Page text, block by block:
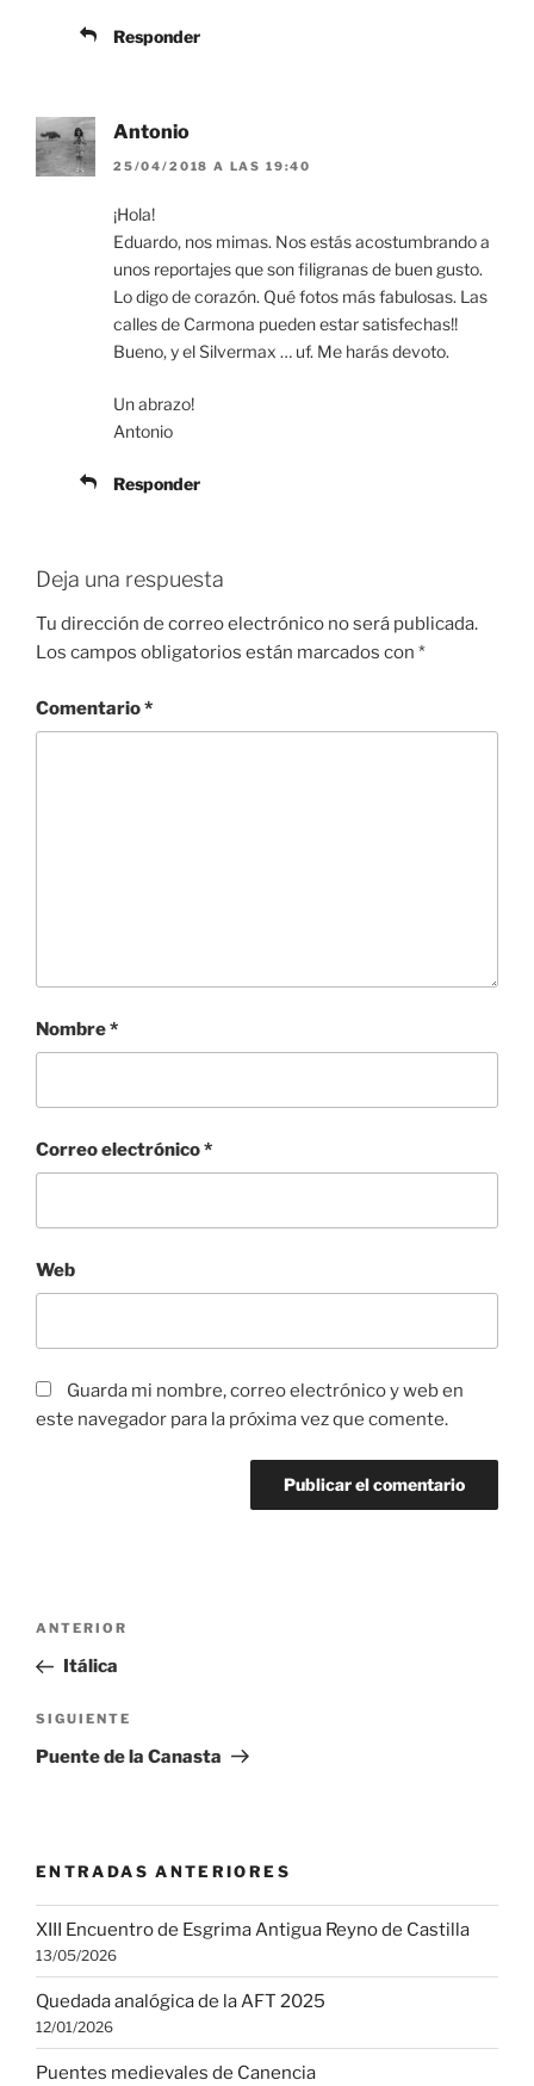
Responder
Antonio
25/04/2018 A LAS 19:40
¡Hola!
Eduardo, nos mimas. Nos estás acostumbrando a
unos reportajes que son filigranas de buen gusto.
Lo digo de corazón. Qué fotos más fabulosas. Las
calles de Carmona pueden estar satisfechas!!
Bueno, y el Silvermax … uf. Me harás devoto.
Un abrazo!
Antonio
Responder
Deja una respuesta
Tu dirección de correo electrónico no será publicada.
Los campos obligatorios están marcados con *
Comentario*
Nombre*
Correo electrónico*
Web
Guarda mi nombre, correo electrónico y web en
este navegador para la próxima vez que comente.
Navegación
entradas
Entrada
anterior:
ANTERIOR
Itálica
Siguiente
entrada
SIGUIENTE
Puente de la Canasta
ENTRADAS ANTERIORES
XIII Encuentro de Esgrima Antigua Reyno de Castilla
13/05/2026
Quedada analógica de la AFT 2025
12/01/2026
Puentes medievales de Canencia